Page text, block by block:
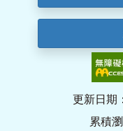
更新日期
累積